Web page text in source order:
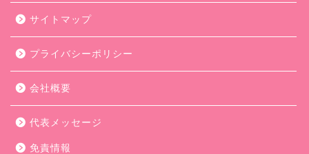
サイトマップ
プライバシーポリシー
会社概要
代表メッセージ
免責情報